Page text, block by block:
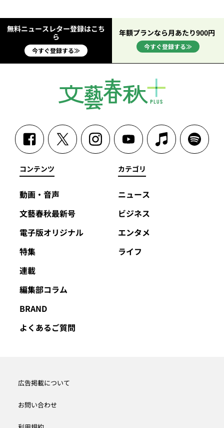
無料ニュースレター登録はこち
ら
今すぐ登録する≫
年額プランなら月あたり900円
今すぐ登録する≫
コンテンツ
動画・音声
文藝春秋最新号
電子版オリジナル
特集
連載
編集部コラム
BRAND
よくあるご質問
カテゴリ
ニュース
ビジネス
エンタメ
ライフ
広告掲載について
お問い合わせ